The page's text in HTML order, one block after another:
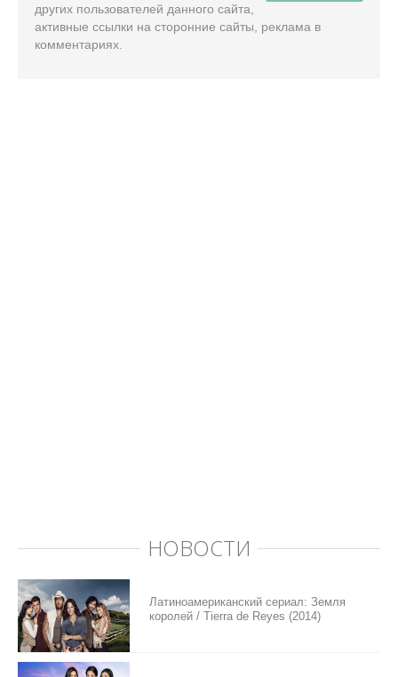
других пользователей данного сайта,
активные ссылки на сторонние сайты, реклама в
комментариях.
НОВОСТИ
Латиноамериканский сериал: Земля
королей / Tierra de Reyes (2014)